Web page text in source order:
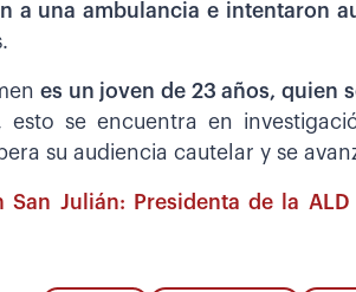
a una ambulancia e intentaron
es un joven de 23 años, quien
esto se encuentra en
su audiencia cautelar y se
San Julián: Presidenta de la